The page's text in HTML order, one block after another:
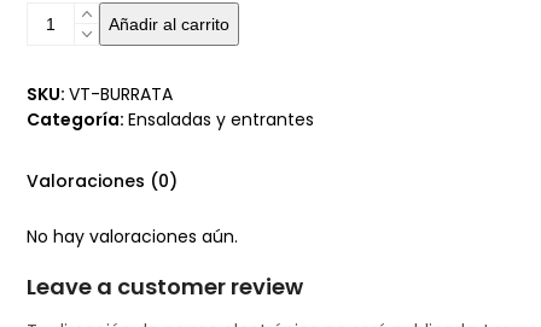
Burrata
cantidad
Añadir al carrito
SKU:VT-BURRATA
Categoría:Ensaladas y entrantes
Valoraciones (0)
No hay valoraciones aún.
Leave a customer review